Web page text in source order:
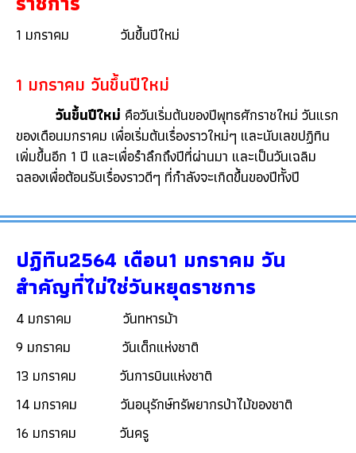
1 มกราคม วันขึ้นปีใหม่
1 มกราคม วันขึ้นปีใหม่
วันขึ้นปีใหม่ คือวันเริ่มต้นของปีพุทธศักราชใหม่ วันแรก
ของเดือนมกราคม เพื่อเริ่มต้นเรื่องราวใหม่ๆ และนับเลขปฏิทิน
เพิ่มขึ้นอีก 1 ปี และเพื่อรำลึกถึงปีที่ผ่านมา และเป็นวันเฉลิม
ฉลองเพื่อต้อนรับเรื่องราวดีๆ ที่กำลังจะเกิดขึ้นของปีทั้งปี
ปฏิทิน2564 เดือน1 มกราคม วัน
สำคัญที่ไม่ใช่วันหยุดราชการ
4 มกราคม วันทหารม้า
9 มกราคม วันเด็กแห่งชาติ
13 มกราคม วันการบินแห่งชาติ
14 มกราคม วันอนุรักษ์ทรัพยากรป่าไม้ของชาติ
16 มกราคม วันครู